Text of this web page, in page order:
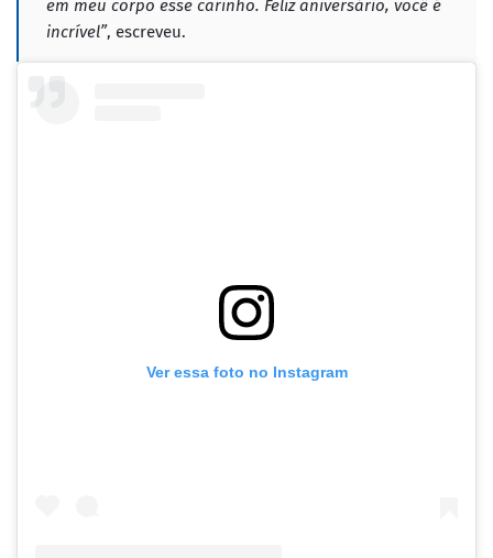
em meu corpo esse carinho. Feliz aniversário, você é
incrível”, escreveu.
Ver essa foto no Instagram